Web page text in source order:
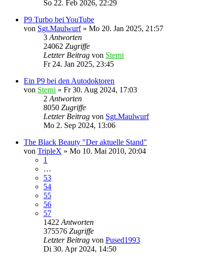
So 22. Feb 2026, 22:29
P9 Turbo bei YouTube
von Sgt.Maulwurf» Mo 20. Jan 2025, 21:57
3 Antworten
24062 Zugriffe
Letzter Beitrag von Sterni
Fr 24. Jan 2025, 23:45
Ein P9 bei den Autodoktoren
von Sterni » Fr 30. Aug 2024, 17:03
2 Antworten
8050 Zugriffe
Letzter Beitrag von Sgt.Maulwurf
Mo 2. Sep 2024, 13:06
The Black Beauty "Der aktuelle Stand"
von TripleX » Mo 10. Mai 2010, 20:04
1
…
53
54
55
56
57
1422 Antworten
375576 Zugriffe
Letzter Beitrag von Pused1993
Di 30. Apr 2024, 14:50